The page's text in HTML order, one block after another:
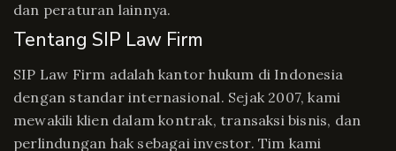
dan peraturan lainnya.
Tentang SIP Law Firm
SIP Law Firm adalah kantor hukum di Indonesia
dengan standar internasional. Sejak 2007, kami
mewakili klien dalam kontrak, transaksi bisnis, dan
perlindungan hak sebagai investor. Tim kami